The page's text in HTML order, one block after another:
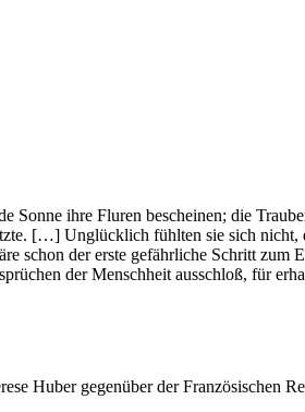
ihre Fluren bescheinen; die
[…] Unglücklich fühlten sie sich
schon der erste gefährliche Schritt zum
der Menschheit ausschloß, für
Huber gegenüber der Französischen